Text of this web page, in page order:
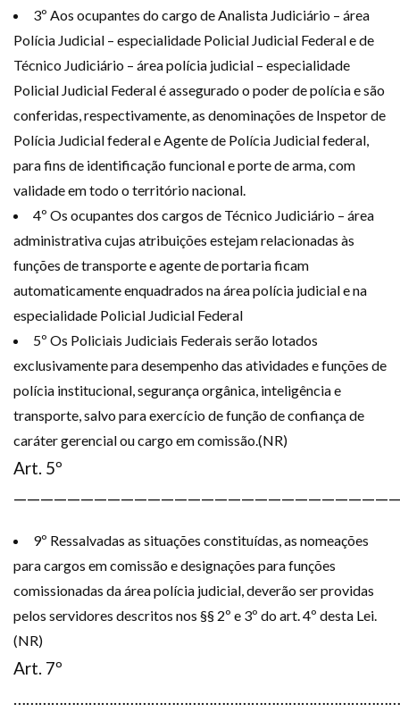
3º Aos ocupantes do cargo de Analista Judiciário – área
Polícia Judicial – especialidade Policial Judicial Federal e de
Técnico Judiciário – área polícia judicial – especialidade
Policial Judicial Federal é assegurado o poder de polícia e são
conferidas, respectivamente, as denominações de Inspetor de
Polícia Judicial federal e Agente de Polícia Judicial federal,
para fins de identificação funcional e porte de arma, com
validade em todo o território nacional.
4º Os ocupantes dos cargos de Técnico Judiciário – área
administrativa cujas atribuições estejam relacionadas às
funções de transporte e agente de portaria ficam
automaticamente enquadrados na área polícia judicial e na
especialidade Policial Judicial Federal
5º Os Policiais Judiciais Federais serão lotados
exclusivamente para desempenho das atividades e funções de
polícia institucional, segurança orgânica, inteligência e
transporte, salvo para exercício de função de confiança de
caráter gerencial ou cargo em comissão.(NR)
Art. 5º
9º Ressalvadas as situações constituídas, as nomeações
para cargos em comissão e designações para funções
comissionadas da área polícia judicial, deverão ser providas
pelos servidores descritos nos §§ 2º e 3º do art. 4º desta Lei.
(NR)
Art. 7º